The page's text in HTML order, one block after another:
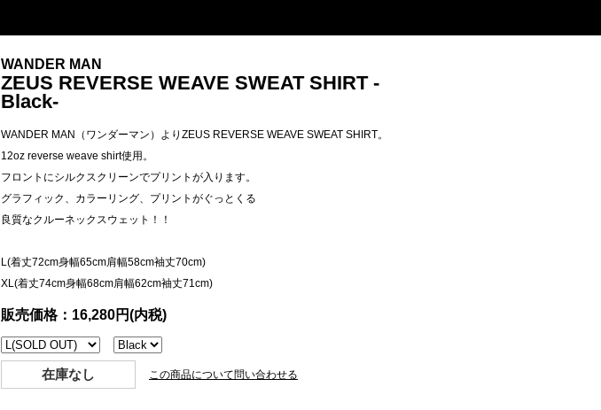
WANDER MAN
ZEUS REVERSE WEAVE SWEAT SHIRT -
Black-
WANDER MAN（ワンダーマン）よりZEUS REVERSE WEAVE SWEAT SHIRT。
12oz reverse weave shirt使用。
フロントにシルクスクリーンでプリントが入ります。
グラフィック、カラーリング、プリントがぐっとくる
良質なクルーネックスウェット！！
L(着丈72cm身幅65cm肩幅58cm袖丈70cm)
XL(着丈74cm身幅68cm肩幅62cm袖丈71cm)
販売価格：16,280円(内税)
在庫なし この商品について問い合わせる